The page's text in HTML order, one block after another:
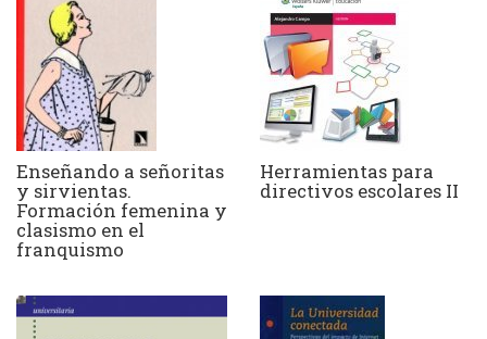
Enseñando a señoritas
y sirvientas.
Formación femenina y
clasismo en el
franquismo
Herramientas para
directivos escolares II